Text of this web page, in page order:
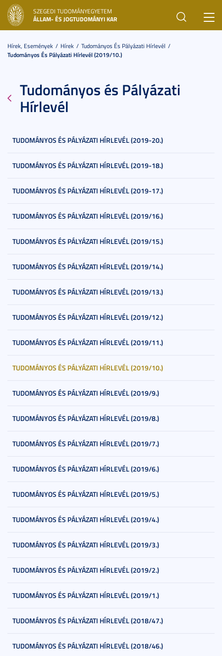
SZEGEDI TUDOMÁNYEGYETEM
ÁLLAM- ÉS JOGTUDOMÁNYI KAR
Hírek, Események Hírek
Tudományos És Pályázati Hírlevél
Tudományos És Pályázati Hírlevél (2019/10.)
Tudományos és Pályázati
Hírlevél
TUDOMÁNYOS ÉS PÁLYÁZATI HÍRLEVÉL (2019-20.)
TUDOMÁNYOS ÉS PÁLYÁZATI HÍRLEVÉL (2019-18.)
TUDOMÁNYOS ÉS PÁLYÁZATI HÍRLEVÉL (2019-17.)
TUDOMÁNYOS ÉS PÁLYÁZATI HÍRLEVÉL (2019/16.)
TUDOMÁNYOS ÉS PÁLYÁZATI HÍRLEVÉL (2019/15.)
TUDOMÁNYOS ÉS PÁLYÁZATI HÍRLEVÉL (2019/14.)
TUDOMÁNYOS ÉS PÁLYÁZATI HÍRLEVÉL (2019/13.)
TUDOMÁNYOS ÉS PÁLYÁZATI HÍRLEVÉL (2019/12.)
TUDOMÁNYOS ÉS PÁLYÁZATI HÍRLEVÉL (2019/11.)
TUDOMÁNYOS ÉS PÁLYÁZATI HÍRLEVÉL (2019/10.)
TUDOMÁNYOS ÉS PÁLYÁZATI HÍRLEVÉL (2019/9.)
TUDOMÁNYOS ÉS PÁLYÁZATI HÍRLEVÉL (2019/8.)
TUDOMÁNYOS ÉS PÁLYÁZATI HÍRLEVÉL (2019/7.)
TUDOMÁNYOS ÉS PÁLYÁZATI HÍRLEVÉL (2019/6.)
TUDOMÁNYOS ÉS PÁLYÁZATI HÍRLEVÉL (2019/5.)
TUDOMÁNYOS ÉS PÁLYÁZATI HÍRLEVÉL (2019/4.)
TUDOMÁNYOS ÉS PÁLYÁZATI HÍRLEVÉL (2019/3.)
TUDOMÁNYOS ÉS PÁLYÁZATI HÍRLEVÉL (2019/2.)
TUDOMÁNYOS ÉS PÁLYÁZATI HÍRLEVÉL (2019/1.)
TUDOMÁNYOS ÉS PÁLYÁZATI HÍRLEVÉL (2018/47.)
TUDOMÁNYOS ÉS PÁLYÁZATI HÍRLEVÉL (2018/46.)